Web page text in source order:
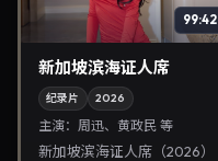
99:42
新加坡滨海证人席
纪录片 2026
主演： 周迅、黄政民 等
新加坡滨海证人席（2026）